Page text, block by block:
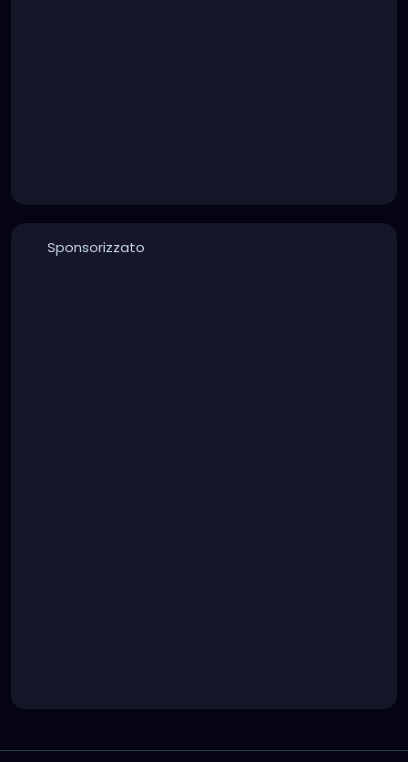
Sponsorizzato